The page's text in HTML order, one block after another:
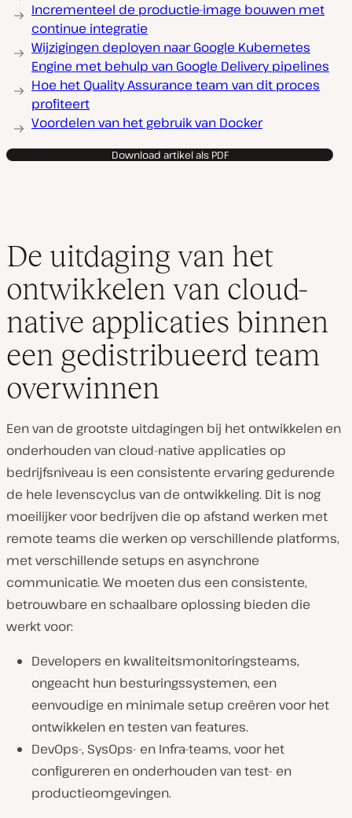
Incrementeel de productie-image bouwen met
continue integratie
Wijzigingen deployen naar Google Kubernetes
Engine met behulp van Google Delivery pipelines
Hoe het Quality Assurance team van dit proces
profiteert
Voordelen van het gebruik van Docker
Download artikel als PDF
De uitdaging van het
ontwikkelen van cloud-
native applicaties binnen
een gedistribueerd team
overwinnen
Een van de grootste uitdagingen bij het ontwikkelen en
onderhouden van cloud-native applicaties op
bedrijfsniveau is een consistente ervaring gedurende
de hele levenscyclus van de ontwikkeling. Dit is nog
moeilijker voor bedrijven die op afstand werken met
remote teams die werken op verschillende platforms,
met verschillende setups en asynchrone
communicatie. We moeten dus een consistente,
betrouwbare en schaalbare oplossing bieden die
werkt voor:
Developers en kwaliteitsmonitoringsteams,
ongeacht hun besturingssystemen, een
eenvoudige en minimale setup creëren voor het
ontwikkelen en testen van features.
DevOps-, SysOps- en Infra-teams, voor het
configureren en onderhouden van test- en
productieomgevingen.